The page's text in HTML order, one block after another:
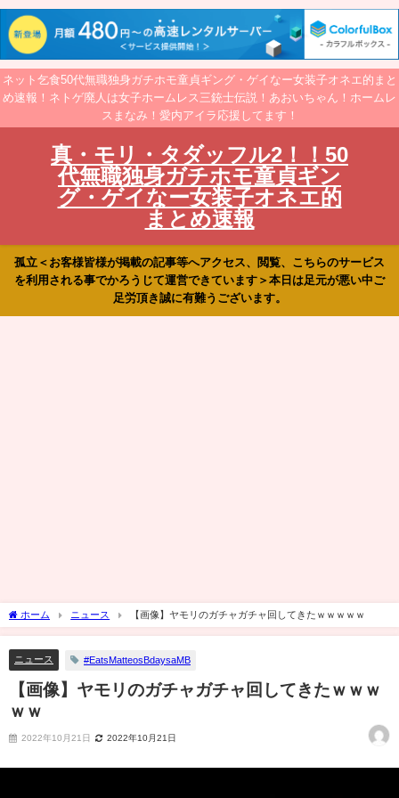
ネット乞食50代無職独身ガチホモ童貞ギング・ゲイなー女装子オネエ的まと
め速報！ネトゲ廃人は女子ホームレス三銃士伝説！あおいちゃん！ホームレ
スまなみ！愛内アイラ応援してます！
真・モリ・タダッフル2！！50
代無職独身ガチホモ童貞ギン
グ・ゲイなー女装子オネエ的
まとめ速報
孤立＜お客様皆様が掲載の記事等へアクセス、閲覧、こちらのサービス
を利用される事でかろうじて運営できています＞本日は足元が悪い中ご
足労頂き誠に有難うございます。
ホーム ニュース 【画像】ヤモリのガチャガチャ回してきたｗｗｗｗｗ
ニュース #EatsMatteosBdaysaMB
【画像】ヤモリのガチャガチャ回してきたｗｗｗ
ｗｗ
2022年10月21日 2022年10月21日